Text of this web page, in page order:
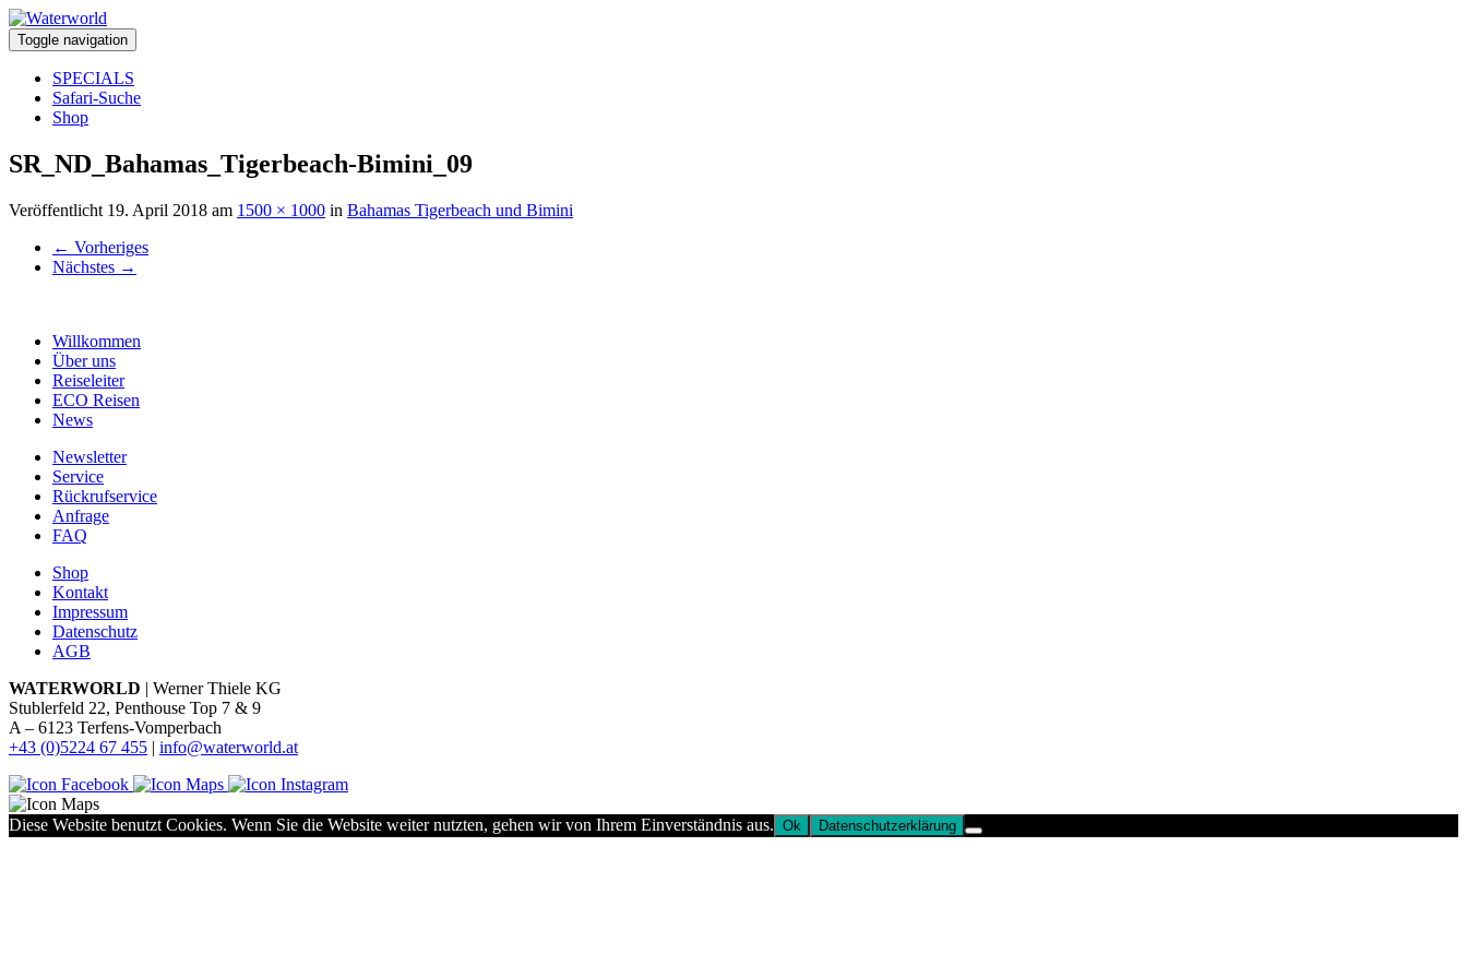
Toggle navigation
SPECIALS
Safari-Suche
Shop
SR_ND_Bahamas_Tigerbeach-Bimini_09
Veröffentlicht 19. April 2018 am 1500 × 1000 in Bahamas Tigerbeach und Bimini
← Vorheriges
Nächstes →
Willkommen
Über uns
Reiseleiter
ECO Reisen
News
Newsletter
Service
Rückrufservice
Anfrage
FAQ
Shop
Kontakt
Impressum
Datenschutz
AGB
WATERWORLD | Werner Thiele KG
Stublerfeld 22, Penthouse Top 7 & 9
A – 6123 Terfens-Vomperbach
+43 (0)5224 67 455 | info@waterworld.at
Diese Website benutzt Cookies. Wenn Sie die Website weiter nutzten, gehen wir von Ihrem Einverständnis aus. Ok Datenschutzerklärung